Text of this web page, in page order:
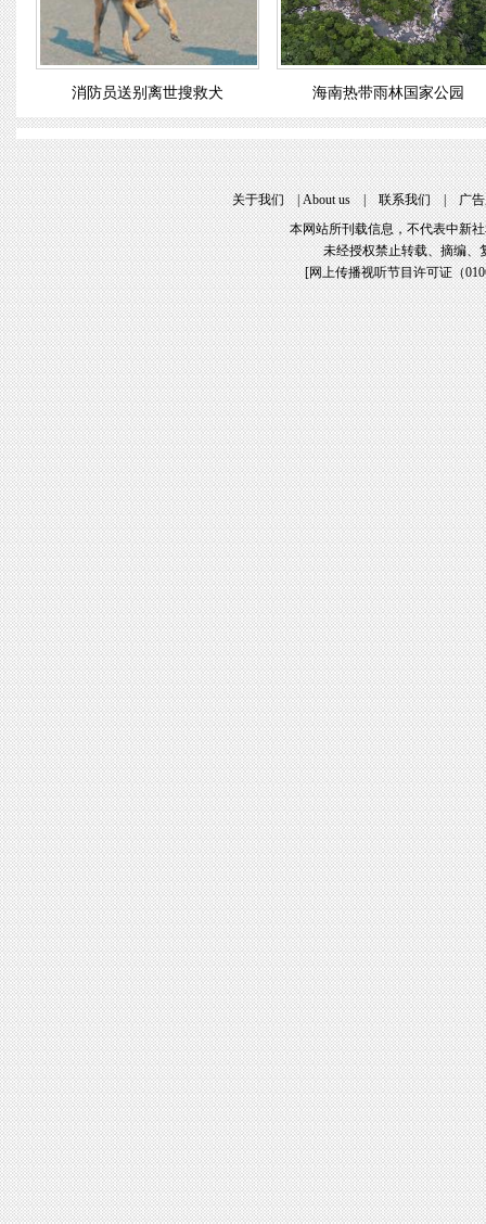
消防员送别离世搜救犬 海南热带雨林国家公园
关于我们 | About u | 联系我们 | 广
本网站所刊载信息，不代表中新
未经授权禁止转载、摘编、
[网上传播视听节目许可证（